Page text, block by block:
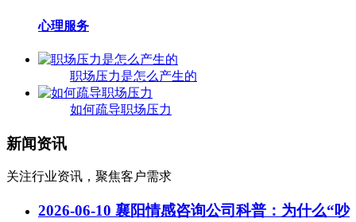
心理服务
职场压力是怎么产生的
如何疏导职场压力
新闻资讯
关注行业资讯，聚焦客户需求
2026-06-10 襄阳情感咨询公司科普：为什么“吵